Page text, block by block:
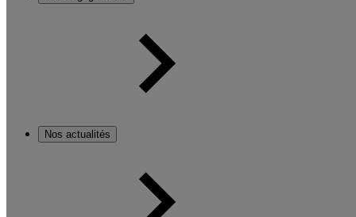
Nos actualités